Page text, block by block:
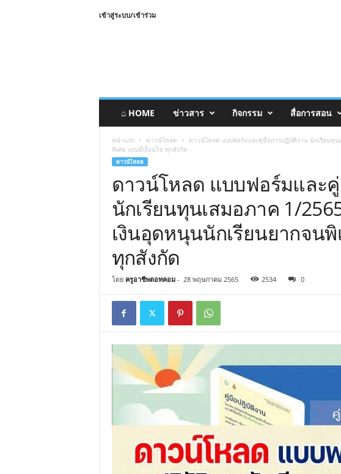
เข้าสู่ระบบ/เข้าร่วม
⌂ HOME ข่าวสาร กิจกรรม สื่อการสอน
หน้าแรก ดาวน์โหลด
ดาวน์โหลด แบบฟอร์มและคู่มือการปฏิบัติงาน นักเรียนทุ
พิเศษ แบบมีเงื่อนไข ทุกสังกัด
ดาวน์โหลด
ดาวน์โหลด แบบฟอร์มและ
นักเรียนทุนเสมอภาค 1/
เงินอุดหนุนนักเรียนยากจน
ทุกสังกัด
โดย ครูอาชีพดอทคอม- 28 พฤษภาคม 2565 2534 0